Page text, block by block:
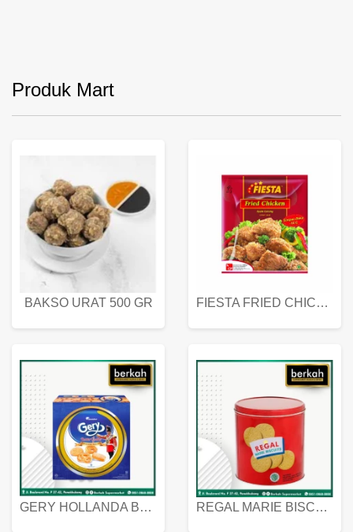
Produk Mart
BAKSO URAT 500 GR FIESTA FRIED CHICKEN 500 GR
GERY HOLLANDA BUTTER COOKIES 450 GRAM REGAL MARIE BISCUIT KALENG 550 GRAM